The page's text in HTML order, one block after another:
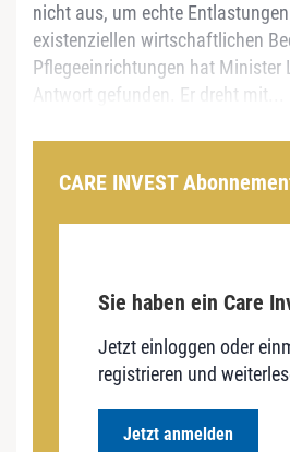
nicht aus, um echte
existenziellen wirtschaftlichen
Pflegeeinrichtungen hat Minister
Antwort gefunden. Er dreht mit...
CARE INVEST
Sie haben ein Care
Jetzt einloggen oder
registrieren und
Jetzt anmelden